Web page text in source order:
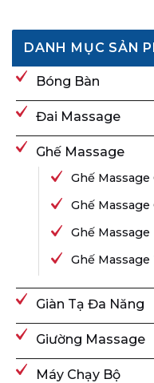
DANH MỤC SẢN
Bóng Bàn
Đai Massage
Ghế Massage
Ghế Massage
Ghế Massage
Ghế
Ghế
Giàn Tạ Đa Năng
Giường Massage
Máy Chạy Bộ